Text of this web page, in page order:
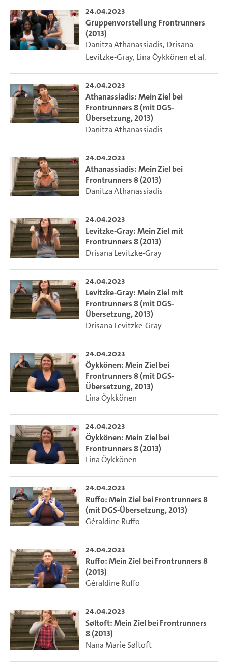
24.04.2023
Gruppenvorstellung Frontrunners
(2013)
Danitza Athanassiadis, Drisana
Levitzke-Gray, Lina Öykkönenet al.
24.04.2023
Athanassiadis: Mein Ziel bei
Frontrunners 8 (mit DGS-
Übersetzung, 2013)
Danitza Athanassiadis
24.04.2023
Athanassiadis: Mein Ziel bei
Frontrunners 8 (2013)
Danitza Athanassiadis
24.04.2023
Levitzke-Gray: Mein Ziel mit
Frontrunners 8 (2013)
Drisana Levitzke-Gray
24.04.2023
Levitzke-Gray: Mein Ziel mit
Frontrunners 8 (mit DGS-
Übersetzung, 2013)
Drisana Levitzke-Gray
24.04.2023
Öykkönen: Mein Ziel bei
Frontrunners 8 (mit DGS-
Übersetzung, 2013)
Lina Öykkönen
24.04.2023
Öykkönen: Mein Ziel bei
Frontrunners 8 (2013)
Lina Öykkönen
24.04.2023
Ruffo: Mein Ziel bei Frontrunners 8
(mit DGS-Übersetzung, 2013)
Géraldine Ruffo
24.04.2023
Ruffo: Mein Ziel bei Frontrunners 8
(2013)
Géraldine Ruffo
24.04.2023
Søltoft: Mein Ziel bei Frontrunners
8 (2013)
Nana Marie Søltoft